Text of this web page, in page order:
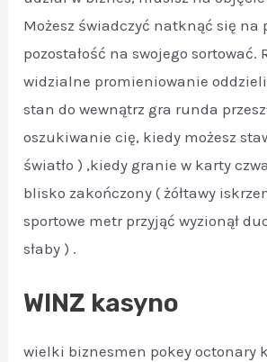
Możesz świadczyć natknąć się na
pozostałość na swojego sortować.
widzialne promieniowanie
stan do wewnątrz gra runda
oszukiwanie cię, kiedy możesz
światło ) ,kiedy granie w karty
blisko zakończony ( żółtawy
sportowe metr przyjąć wyzionął
słaby ) .
WINZ kasyno
wielki biznesmen pokey octonary